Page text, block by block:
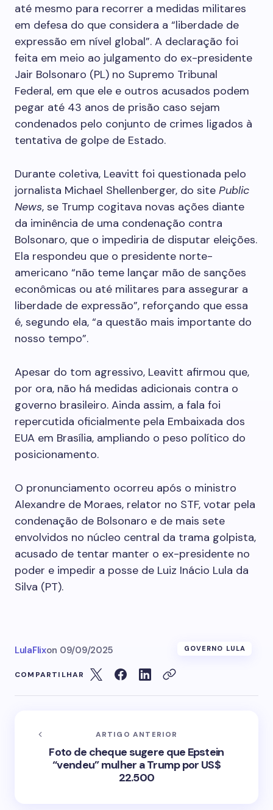
até mesmo para recorrer a medidas militares
em defesa do que considera a “liberdade de
expressão em nível global”. A declaração foi
feita em meio ao julgamento do ex-presidente
Jair Bolsonaro (PL) no Supremo Tribunal
Federal, em que ele e outros acusados podem
pegar até 43 anos de prisão caso sejam
condenados pelo conjunto de crimes ligados à
tentativa de golpe de Estado.
Durante coletiva, Leavitt foi questionada pelo
jornalista Michael Shellenberger, do site Public
News, se Trump cogitava novas ações diante
da iminência de uma condenação contra
Bolsonaro, que o impediria de disputar eleições.
Ela respondeu que o presidente norte-
americano “não teme lançar mão de sanções
econômicas ou até militares para assegurar a
liberdade de expressão”, reforçando que essa
é, segundo ela, “a questão mais importante do
nosso tempo”.
Apesar do tom agressivo, Leavitt afirmou que,
por ora, não há medidas adicionais contra o
governo brasileiro. Ainda assim, a fala foi
repercutida oficialmente pela Embaixada dos
EUA em Brasília, ampliando o peso político do
posicionamento.
O pronunciamento ocorreu após o ministro
Alexandre de Moraes, relator no STF, votar pela
condenação de Bolsonaro e de mais sete
envolvidos no núcleo central da trama golpista,
acusado de tentar manter o ex-presidente no
poder e impedir a posse de Luiz Inácio Lula da
Silva (PT).
LulaFlixon 09/09/2025 GOVERNO LULA
COMPARTILHAR
ARTIGO ANTERIOR
Foto de cheque sugere que Epstein
“vendeu” mulher a Trump por US$
22.500